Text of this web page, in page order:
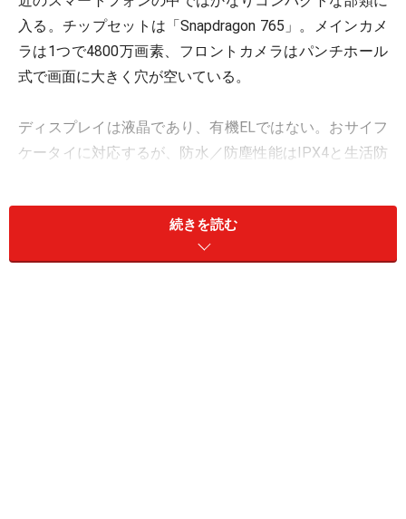
入る。チップセットは「Snapdragon 765」。メインカメ
ラは1つで4800万画素、フロントカメラはパンチホール
式で画面に大きく穴が空いている。
ディスプレイは液晶であり、有機ELではない。おサイフ
ケータイに対応するが、防水／防塵性能はIPX4と生活防
単純にチップセットだけで比較すると、Snapdragon765G
を採用する「OPPO Reno5 A」が3万円前半で売られてい
続きを読む